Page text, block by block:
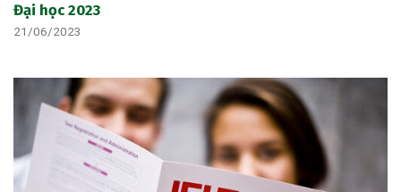
Đại học 2023
21/06/2023